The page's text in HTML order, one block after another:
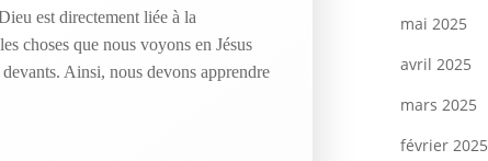
est directement liée à la
choses que nous voyons en Jésus
Ainsi, nous devons apprendre
mai 2025
avril 2025
mars 2025
février 2025